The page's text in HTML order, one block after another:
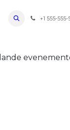
FAQ+1 555-555-